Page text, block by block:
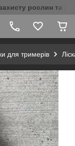
рослин та
для тримерів